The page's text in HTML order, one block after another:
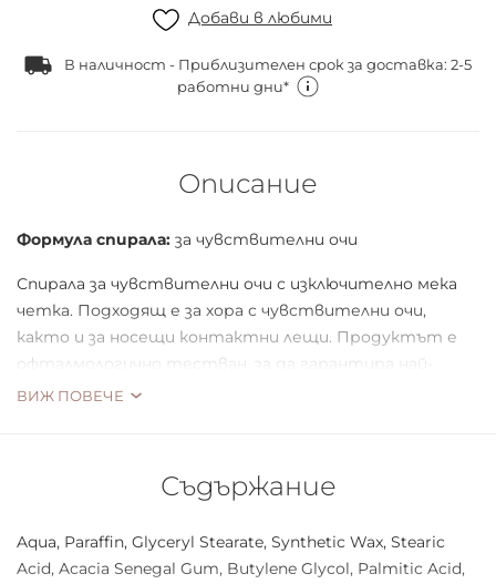
Добави в любими
В наличност - Приблизителен срок за доставка: 2-5
работни дни*
Описание
Формула спирала: за чувствителни очи
Спирала за чувствителни очи с изключително мека
четка. Подходящ е за хора с чувствителни очи,
както и за носещи контактни лещи. Продуктът е
офталмологично тестван, за да гарантира най-
желания ефект на извити и повдигнати мигли, без да
ВИЖ ПОВЕЧЕ
Съдържание
Aqua, Paraffin, Glyceryl Stearate, Synthetic Wax, Stearic
Acid, Acacia Senegal Gum, Butylene Glycol, Palmitic Acid,